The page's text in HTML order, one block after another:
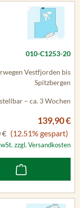
010-C1253-20
Vestfjorden bis
Spitzbergen
– ca. 3 Wochen
139,90 €
€ (12.51% gespart)
zzgl. Versandkosten